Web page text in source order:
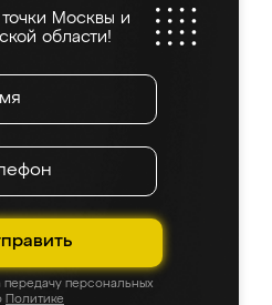
Москвы и
области!
персональных
Политике